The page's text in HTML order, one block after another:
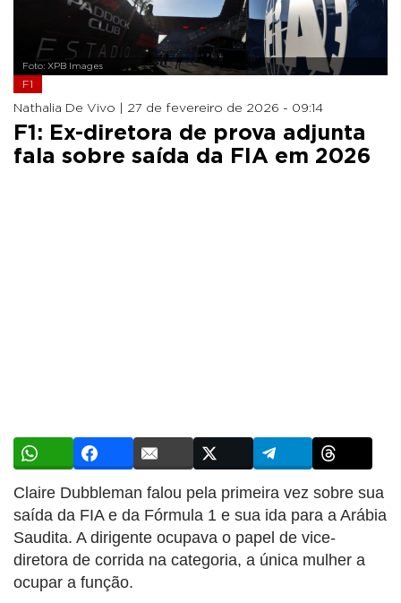
Foto: XPB Images
F1
Nathalia De Vivo | 27 de fevereiro de 2026 - 09:14
F1: Ex-diretora de prova adjunta
fala sobre saída da FIA em 2026
Claire Dubbleman falou pela primeira vez sobre sua
saída da FIA e da Fórmula 1 e sua ida para a Arábia
Saudita. A dirigente ocupava o papel de vice-
diretora de corrida na categoria, a única mulher a
ocupar a função.